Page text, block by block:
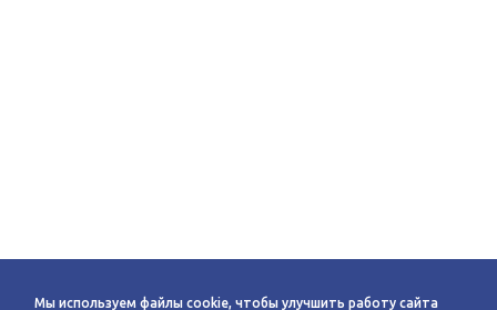
Мы используем файлы cookie, чтобы улучшить работу сайта